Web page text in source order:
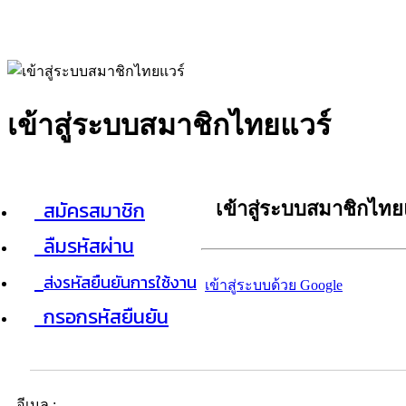
เข้าสู่ระบบสมาชิกไทยแวร์
สมัครสมาชิก
ลืมรหัสผ่าน
ส่งรหัสยืนยันการใช้งาน
กรอกรหัสยืนยัน
เข้าสู่ระบบสมาชิกไท
เข้าสู่ระบบด้วย Google